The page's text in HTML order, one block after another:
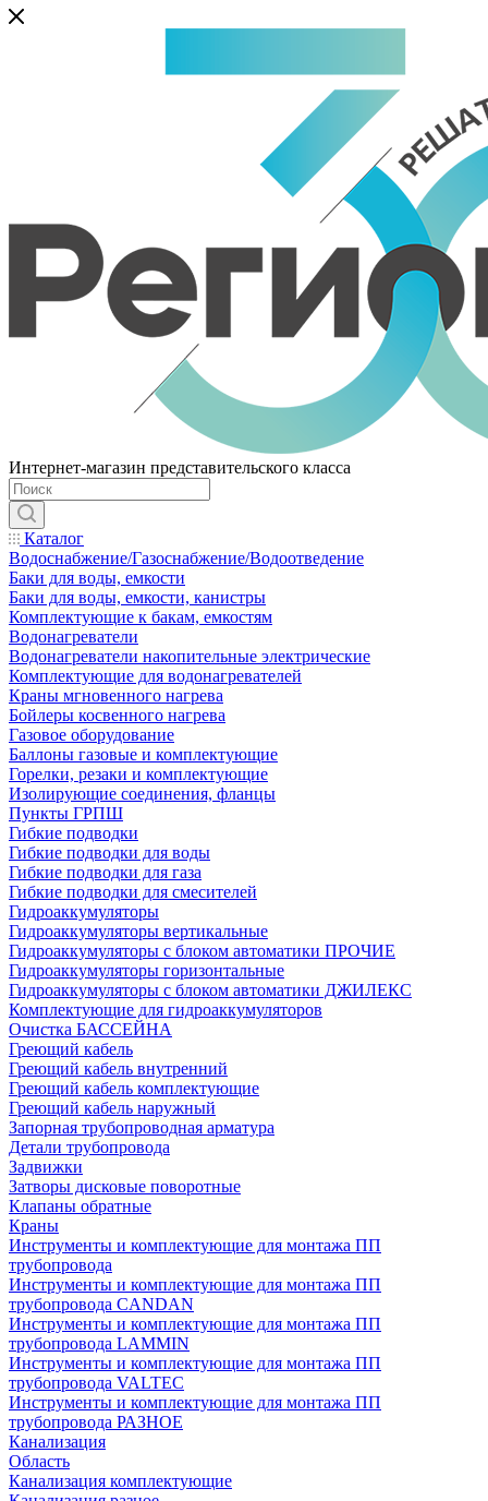
Интернет-магазин представительского класса
Каталог
Водоснабжение/Газоснабжение/Водоотведение
Баки для воды, емкости
Баки для воды, емкости, канистры
Комплектующие к бакам, емкостям
Водонагреватели
Водонагреватели накопительные электрические
Комплектующие для водонагревателей
Краны мгновенного нагрева
Бойлеры косвенного нагрева
Газовое оборудование
Баллоны газовые и комплектующие
Горелки, резаки и комплектующие
Изолирующие соединения, фланцы
Пункты ГРПШ
Гибкие подводки
Гибкие подводки для воды
Гибкие подводки для газа
Гибкие подводки для смесителей
Гидроаккумуляторы
Гидроаккумуляторы вертикальные
Гидроаккумуляторы с блоком автоматики ПРОЧИЕ
Гидроаккумуляторы горизонтальные
Гидроаккумуляторы с блоком автоматики ДЖИЛЕКС
Комплектующие для гидроаккумуляторов
Очистка БАССЕЙНА
Греющий кабель
Греющий кабель внутренний
Греющий кабель комплектующие
Греющий кабель наружный
Запорная трубопроводная арматура
Детали трубопровода
Задвижки
Затворы дисковые поворотные
Клапаны обратные
Краны
Инструменты и комплектующие для монтажа ПП
трубопровода
Инструменты и комплектующие для монтажа ПП
трубопровода CANDAN
Инструменты и комплектующие для монтажа ПП
трубопровода LAMMIN
Инструменты и комплектующие для монтажа ПП
трубопровода VALTEC
Инструменты и комплектующие для монтажа ПП
трубопровода РАЗНОЕ
Канализация
Область
Канализация комплектующие